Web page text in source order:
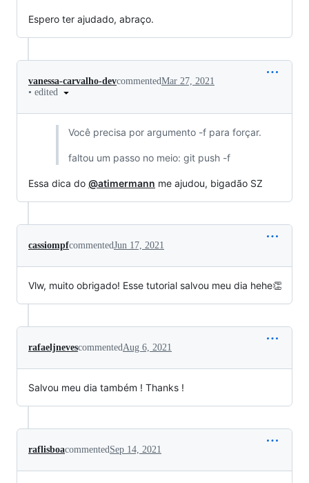
Espero ter ajudado, abraço.
vanessa-carvalho-devcommentedMar 27, 2021
• edited
Você precisa por argumento -f para forçar.
faltou um passo no meio: git push -f
Essa dica do @atimermann me ajudou, bigadão SZ
cassiompfcommentedJun 17, 2021
Vlw, muito obrigado! Esse tutorial salvou meu dia hehe👏
rafaeljnevescommentedAug 6, 2021
Salvou meu dia também ! Thanks !
raflisboacommentedSep 14, 2021